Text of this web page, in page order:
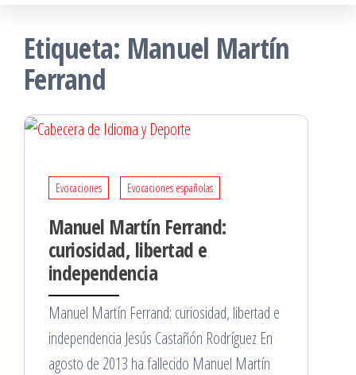
Etiqueta: Manuel Martín
Ferrand
Evocaciones Evocaciones españolas
Manuel Martín Ferrand:
curiosidad, libertad e
independencia
Manuel Martín Ferrand: curiosidad, libertad e
independencia Jesús Castañón Rodríguez En
agosto de 2013 ha fallecido Manuel Martín